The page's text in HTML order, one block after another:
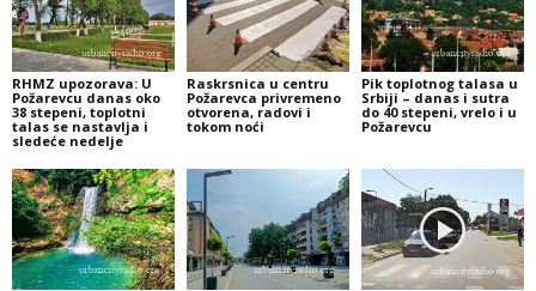
RHMZ upozorava: U
Požarevcu danas oko
38 stepeni, toplotni
talas se nastavlja i
sledeće nedelje
Raskrsnica u centru
Požarevca privremeno
otvorena, radovi i
tokom noći
Pik toplotnog talasa u
Srbiji – danas i sutra
do 40 stepeni, vrelo i u
Požarevcu